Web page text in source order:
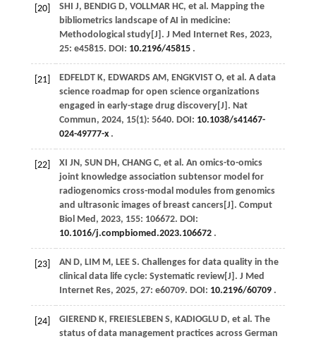
[20] SHI J, BENDIG D, VOLLMAR HC, et al . Mapping the
bibliometrics landscape of AI in medicine:
Methodological study[J]. J Med Internet Res, 2023,
25: e45815. DOI: 10.2196/45815.
[21] EDFELDT K, EDWARDS AM , ENGKVIST O, et al . A data
science roadmap for open science organizations
engaged in early-stage drug discovery[J]. Nat
Commun, 2024, 15(1): 5640. DOI: 10.1038/s41467-
024-49777-x.
[22] XI JN , SUN DH , CHANG C, et al . An omics-to-omics
joint knowledge association subtensor model for
radiogenomics cross-modal modules from genomics
and ultrasonic images of breast cancers[J]. Comput
Biol Med , 2023, 155: 106672. DOI:
10.1016/j.compbiomed.2023.106672.
[23] AN D, LIM M, LEE S. Challenges for data quality in the
clinical data life cycle: Systematic review[J]. J Med
Internet Res, 2025, 27: e60709. DOI: 10.2196/60709.
[24] GIEREND K, FREIESLEBEN S, KADIOGLU D, et al . The
status of data management practices across German